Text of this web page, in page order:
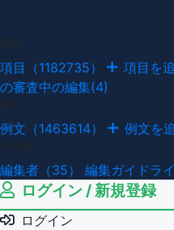
項目（1182735） 項目を
の審査中の編集(4)
例文（1463614） 例文を
編集者（35） 編集ガイドラ
ログイン / 新規登録
ログイン